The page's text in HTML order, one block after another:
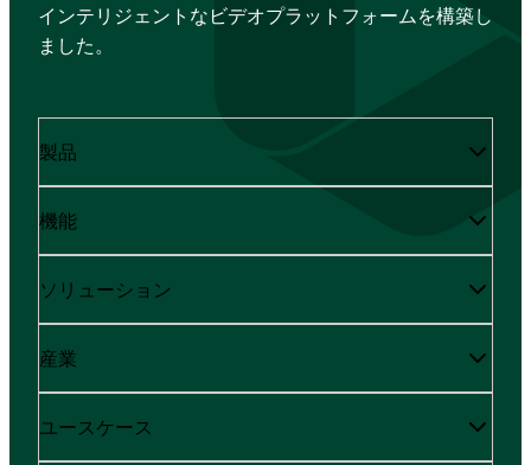
インテリジェントなビデオプラットフォームを構築し
ました。
製品
機能
ソリューション
産業
ユースケース